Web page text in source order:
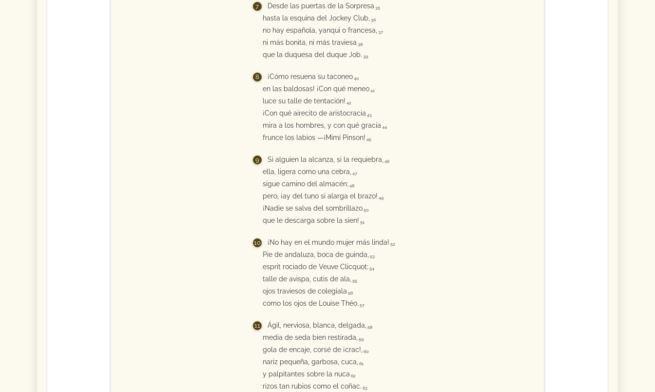
Desde las puertas de la Sorpresa 35
hasta la esquina del Jockey Club, 36
no hay española, yanqui o francesa, 37
ni más bonita, ni más traviesa 38
que la duquesa del duque Job. 39
¡Cómo resuena su taconeo 40
en las baldosas! ¡Con qué meneo 41
luce su talle de tentación! 42
¡Con qué airecito de aristocracia 43
mira a los hombres, y con qué gracia 44
frunce los labios —¡Mimí Pinson! 45
Si alguien la alcanza, si la requiebra, 46
ella, ligera como una cebra, 47
sigue camino del almacén; 48
pero, ¡ay del tuno si alarga el brazo! 49
¡Nadie se salva del sombrillazo 50
que le descarga sobre la sien! 51
¡No hay en el mundo mujer más linda! 52
Pie de andaluza, boca de guinda, 53
esprit rociado de Veuve Clicquot; 54
talle de avispa, cutis de ala, 55
ojos traviesos de colegiala 56
como los ojos de Louise Théo. 57
Ágil, nerviosa, blanca, delgada, 58
media de seda bien restirada, 59
gola de encaje, corsé de ¡crac!, 60
nariz pequeña, garbosa, cuca, 61
y palpitantes sobre la nuca 62
rizos tan rubios como el coñac. 63